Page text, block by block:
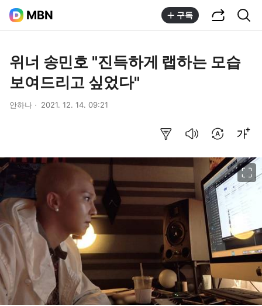
MBN 구독
위너 송민호 "진득하게 랩하는 모습
보여드리고 싶었다"
안하나 2021. 12. 14. 09:21